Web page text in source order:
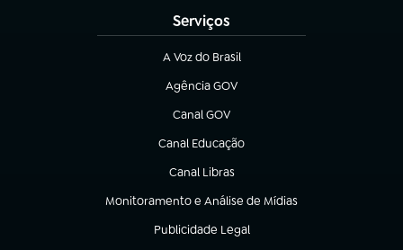
Serviços
A Voz do Brasil
(abre em nova aba)
Agência GOV
(abre em nova aba)
Canal GOV
(abre em nova aba)
Canal Educação
(abre em nova aba)
Canal Libras
(abre em nova aba)
Monitoramento e Análise de Mídias
(abre em nova aba)
Publicidade Legal
(abre em nova aba)